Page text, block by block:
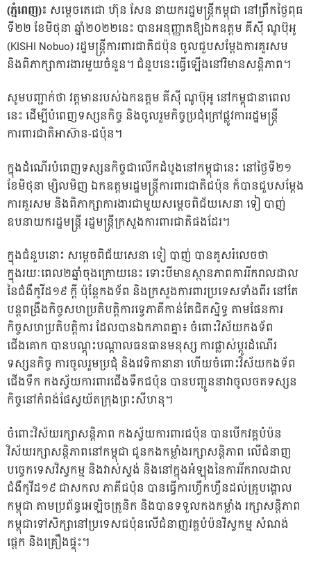
(ភ្នំពេញ)៖ សម្តេចតេជោ ហ៊ុន សែន នាយករដ្ឋមន្ត្រីកម្ពុជា នៅព្រឹកថ្ងៃពុធ
ទី២២ ខែមិថុនា ឆ្នាំ២០២២នេះ បានអនុញ្ញាតឱ្យឯកឧត្តម គីស៊ី ណូប៊ុអូ
(KISHI Nobuo) រដ្ឋមន្ដ្រីការពារជាតិជប៉ុន ចូលជួបសម្តែងការគួរសម
និងពិភាក្សាការងារមួយចំនួន។ ជំនួបនេះធ្វើឡើងនៅវិមានសន្តិភាព។
សូមបញ្ជាក់ថា វត្តមានរបស់ឯកឧត្តម គីស៊ី ណូប៊ុអូ នៅកម្ពុជានាពេល
នេះ ដើម្បីបំពេញទស្សនកិច្ច និងចូលរួមកិច្ចប្រជុំក្រៅផ្លូវការរដ្ឋមន្ត្រី
ការពារជាតិអាស៊ាន-ជប៉ុន។
ក្នុងដំណើរបំពេញទស្សនកិច្ចជាលើកដំបូងនៅកម្ពុជានេះ នៅថ្ងៃទី២១
ខែមិថុនា ម្សិលមិញ ឯកឧត្តមរដ្ឋមន្ត្រីការពារជាតិជប៉ុន ក៏បានជួបសម្តែង
ការគួរសម និងពិភាក្សាការងារជាមួយសម្តេចពិជ័យសេនា ទៀ បាញ់
ឧបនាយករដ្ឋមន្ត្រី រដ្ឋមន្ត្រីក្រសួងការពារជាតិផងដែរ។
ក្នុងជំនួបនោះ សម្តេចពិជ័យសេនា ទៀ បាញ់ បានគូសរំលេចថា
ក្នុងរយៈពេល២ឆ្នាំចុងក្រោយនេះ ទោះបីមានស្ថានភាពការរីករាលដាល
នៃជំងឺកូវីដ១៩ ក្តី ប៉ុន្តែកងទ័ព និងក្រសួងការពារប្រទេសទាំងពីរ នៅតែ
បន្តពង្រឹងកិច្ចសហប្រតិបត្តិការទ្វេភាគីកាន់តែជិតស្និទ្ធ តាមផែនការ
កិច្ចសហប្រតិបត្តិការ ដែលបានឯកភាពគ្នា៖ ចំពោះវិស័យកងទ័ព
ជើងគោក បានបណ្ដុះបណ្តាលធនធានមនុស្ស ការផ្លាស់ប្តូរដំណើរ
ទស្សនកិច្ច ការចូលរួមប្រជុំ និងវេទិកានានា ហើយចំពោះវិស័យកងទ័ព
ជើងទឹក កងស្វ័យការពារជើងទឹកជប៉ុន បានបញ្ជូននាវាចូលចតទស្សន
កិច្ចនៅកំពង់ផែស្វយ័តក្រុងព្រះសីហនុ។
ចំពោះវិស័យរក្សាសន្តិភាព កងស្វ័យការពារជប៉ុន បានបើកវគ្គបំប៉ន
វិស័យរក្សាសន្តិភាពនៅកម្ពុជា ជូនកងកម្លាំងរក្សាសន្តិភាព លើជំនាញ
បច្ចេកទេសវិស្វកម្ម និងវាស់ស្ទង់ និងនៅក្នុងអំឡុងនៃការរីករាលដាល
ជំងឺកូវីដ១៩ ជាសកល ភាគីជប៉ុន បានធ្វើការហ្វឹកហ្វឺនដល់គ្រូបង្គោល
កម្ពុជា តាមប្រព័ន្ធអេឡិចត្រូនិក និងបានទទួលកងកម្លាំង រក្សាសន្តិភាព
កម្ពុជាទៅសិក្សានៅប្រទេសជប៉ុនលើជំនាញវគ្គបំប៉នវិស្វកម្ម សំណង់
ផ្ដេក និងគ្រឿងផ្ទុះ។